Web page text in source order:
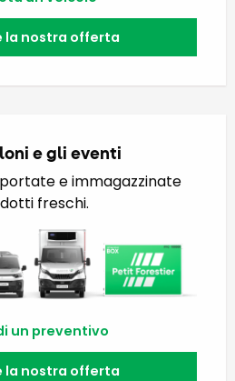
la nostra offerta
e gli eventi
e immagazzinate
freschi.
un preventivo
la nostra offerta